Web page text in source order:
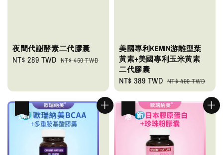
夜間代謝酵素二代膠囊
Sale
NT$ 289 TWD Regular
NT$ 450 TWD
美國專利KEMIN游離型葉
黃素+美國專利玉米黃素
二代膠囊
Sale
price
NT$ 389 TWD Regular
price
NT$ 499 TWD